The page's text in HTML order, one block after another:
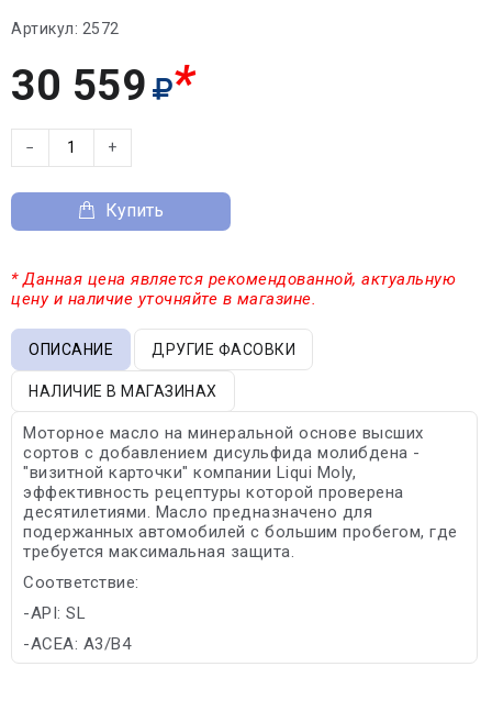
Артикул: 2572
30 559 *
− +
Купить
* Данная цена является рекомендованной, актуальную
цену и наличие уточняйте в магазине.
ОПИСАНИЕ ДРУГИЕ ФАСОВКИ
НАЛИЧИЕ В МАГАЗИНАХ
Моторное масло на минеральной основе высших
сортов с добавлением дисульфида молибдена -
"визитной карточки" компании Liqui Moly,
эффективность рецептуры которой проверена
десятилетиями. Масло предназначено для
подержанных автомобилей с большим пробегом, где
требуется максимальная защита.
Соответствие:
-API: SL
-ACEA: A3/B4